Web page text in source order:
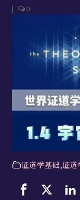
总部
相关
伍廷
学习资源
视频资
文献档
仅限会员
| 0
证道学基础 证道